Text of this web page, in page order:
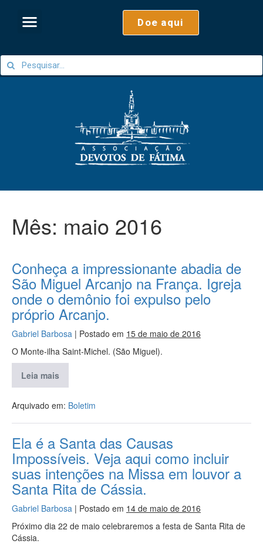
Doe aqui
Mês: maio 2016
Conheça a impressionante abadia de
São Miguel Arcanjo na França. Igreja
onde o demônio foi expulso pelo
próprio Arcanjo.
Gabriel Barbosa | Postado em 15 de maio de 2016
O Monte-ilha Saint-Michel. (São Miguel).
Leia mais
Arquivado em: Boletim
Ela é a Santa das Causas
Impossíveis. Veja aqui como incluir
suas intenções na Missa em louvor a
Santa Rita de Cássia.
Gabriel Barbosa | Postado em 14 de maio de 2016
Próximo dia 22 de maio celebraremos a festa de Santa Rita de
Cássia.